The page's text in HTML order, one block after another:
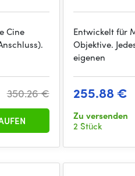
Cine
350.26 €
Entwickelt für
Objektive.
eigenen
255.88 €
Zu versenden
2 Stück